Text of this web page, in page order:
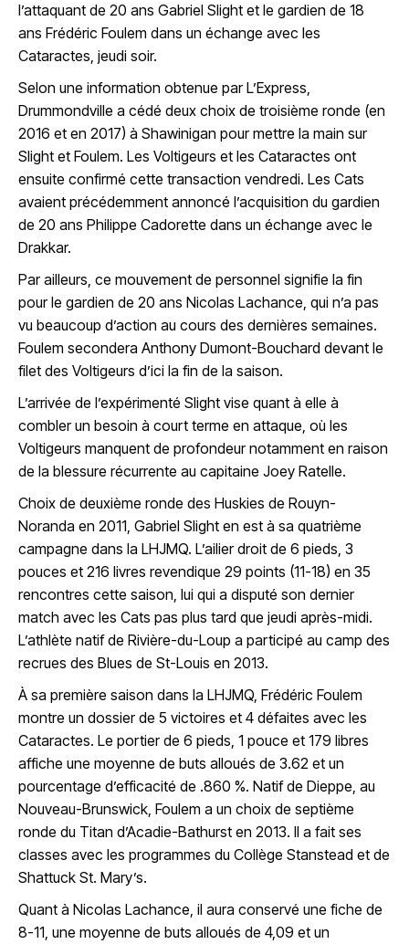
l’attaquant de 20 ans Gabriel Slight et le gardien de 18
ans Frédéric Foulem dans un échange avec les
Cataractes, jeudi soir.
Selon une information obtenue par L’Express,
Drummondville a cédé deux choix de troisième ronde (en
2016 et en 2017) à Shawinigan pour mettre la main sur
Slight et Foulem. Les Voltigeurs et les Cataractes ont
ensuite confirmé cette transaction vendredi. Les Cats
avaient précédemment annoncé l’acquisition du gardien
de 20 ans Philippe Cadorette dans un échange avec le
Drakkar.
Par ailleurs, ce mouvement de personnel signifie la fin
pour le gardien de 20 ans Nicolas Lachance, qui n’a pas
vu beaucoup d’action au cours des dernières semaines.
Foulem secondera Anthony Dumont-Bouchard devant le
filet des Voltigeurs d’ici la fin de la saison.
L’arrivée de l’expérimenté Slight vise quant à elle à
combler un besoin à court terme en attaque, où les
Voltigeurs manquent de profondeur notamment en raison
de la blessure récurrente au capitaine Joey Ratelle.
Choix de deuxième ronde des Huskies de Rouyn-
Noranda en 2011, Gabriel Slight en est à sa quatrième
campagne dans la LHJMQ. L’ailier droit de 6 pieds, 3
pouces et 216 livres revendique 29 points (11-18) en 35
rencontres cette saison, lui qui a disputé son dernier
match avec les Cats pas plus tard que jeudi après-midi.
L’athlète natif de Rivière-du-Loup a participé au camp des
recrues des Blues de St-Louis en 2013.
À sa première saison dans la LHJMQ, Frédéric Foulem
montre un dossier de 5 victoires et 4 défaites avec les
Cataractes. Le portier de 6 pieds, 1 pouce et 179 libres
affiche une moyenne de buts alloués de 3.62 et un
pourcentage d’efficacité de .860 %. Natif de Dieppe, au
Nouveau-Brunswick, Foulem a un choix de septième
ronde du Titan d’Acadie-Bathurst en 2013. Il a fait ses
classes avec les programmes du Collège Stanstead et de
Shattuck St. Mary’s.
Quant à Nicolas Lachance, il aura conservé une fiche de
8-11, une moyenne de buts alloués de 4,09 et un